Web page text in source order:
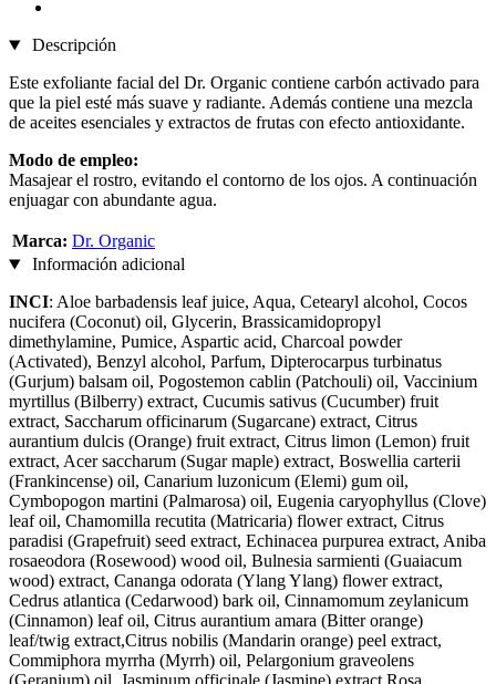
Descripción
Este exfoliante facial del Dr. Organic contiene carbón activado para
que la piel esté más suave y radiante. Además contiene una mezcla
de aceites esenciales y extractos de frutas con efecto antioxidante.
Modo de empleo:
Masajear el rostro, evitando el contorno de los ojos. A continuación
enjuagar con abundante agua.
Marca: Dr. Organic
Información adicional
INCI: Aloe barbadensis leaf juice, Aqua, Cetearyl alcohol, Cocos
nucifera (Coconut) oil, Glycerin, Brassicamidopropyl
dimethylamine, Pumice, Aspartic acid, Charcoal powder
(Activated), Benzyl alcohol, Parfum, Dipterocarpus turbinatus
(Gurjum) balsam oil, Pogostemon cablin (Patchouli) oil, Vaccinium
myrtillus (Bilberry) extract, Cucumis sativus (Cucumber) fruit
extract, Saccharum officinarum (Sugarcane) extract, Citrus
aurantium dulcis (Orange) fruit extract, Citrus limon (Lemon) fruit
extract, Acer saccharum (Sugar maple) extract, Boswellia carterii
(Frankincense) oil, Canarium luzonicum (Elemi) gum oil,
Cymbopogon martini (Palmarosa) oil, Eugenia caryophyllus (Clove)
leaf oil, Chamomilla recutita (Matricaria) flower extract, Citrus
paradisi (Grapefruit) seed extract, Echinacea purpurea extract, Aniba
rosaeodora (Rosewood) wood oil, Bulnesia sarmienti (Guaiacum
wood) extract, Cananga odorata (Ylang Ylang) flower extract,
Cedrus atlantica (Cedarwood) bark oil, Cinnamomum zeylanicum
(Cinnamon) leaf oil, Citrus aurantium amara (Bitter orange)
leaf/twig extract,Citrus nobilis (Mandarin orange) peel extract,
Commiphora myrrha (Myrrh) oil, Pelargonium graveolens